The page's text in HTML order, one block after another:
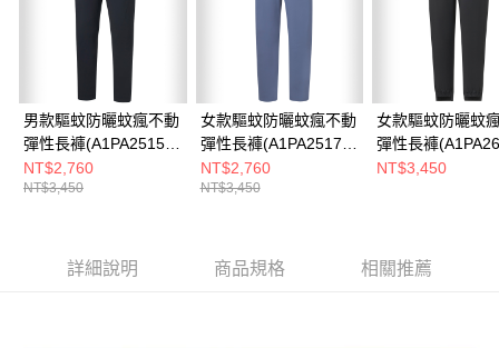
1.本服務係由「台灣大哥大股份有限公司」（以下簡稱本公司）所提供，讓
用戶於交易時，得透過本服務購買商品或服務，並由商店將買賣／分期付款
買賣價金債權讓與本公司後，依約使用本公司帳單繳交帳款。
2.基於同意付款使用「大哥付你分期」之契約關係目的，商店將以您的個人
資料（包含姓名、電話或地址）提供予台灣大哥大進項蒐集、處理及利用，
由本公司與您本人進行分期帳單所需資料之確認、核對及更正。
3.完整用戶服務條款，請詳閱以下連結：https://oppay.tw/userRule
每筆NT$80，滿NT$790(含以上)免運費
付款後萊爾富取貨
每筆NT$80，滿NT$790(含以上)免運費
7-11取貨付款
每筆NT$80，滿NT$790(含以上)免運費
付款後7-11取貨
新竹貨運
男款驅蚊防曬蚊瘋不動
彈性長褲(A1PA2515M
黑/機能長褲/防蚊褲)
NT$2,760
NT$3,450
女款驅蚊防曬蚊瘋不動
彈性長褲(A1PA2517W
紫灰/機能長褲/防蚊褲)
NT$2,760
NT$3,450
女款驅蚊防曬蚊
彈性長褲
黑/機能長褲/防蚊
NT$3,450
詳細說明 商品規格 相關推薦